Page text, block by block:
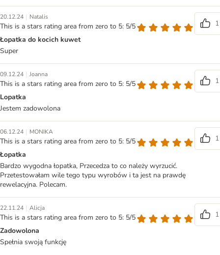
20.12.24 | Natalis
This is a stars rating area from zero to 5: 5/5
1
Łopatka do kocich kuwet
Super
09.12.24 | Joanna
This is a stars rating area from zero to 5: 5/5
1
Lopatka
Jestem zadowolona
06.12.24 | MONIKA
This is a stars rating area from zero to 5: 5/5
1
Łopatka
Bardzo wygodna łopatka, Przecedza to co należy wyrzucić.
Przetestowałam wile tego typu wyrobów i ta jest na prawdę
rewelacyjna. Polecam.
22.11.24 | Alicja
This is a stars rating area from zero to 5: 5/5
1
Zadowolona
Spełnia swoją funkcję